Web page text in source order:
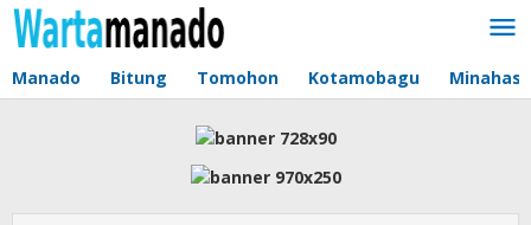
Lewati
ke
Manado Bitung Tomohon Kotamobagu Minahasa